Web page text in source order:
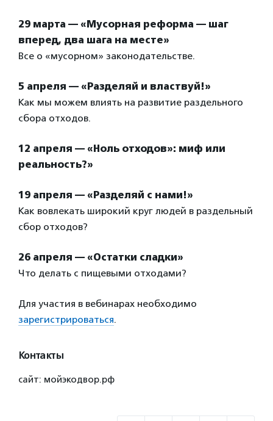
29 марта — «Мусорная реформа — шаг
вперед, два шага на месте»
Все о «мусорном» законодательстве.
5 апреля — «Разделяй и властвуй!»
Как мы можем влиять на развитие раздельного
сбора отходов.
12 апреля — «Ноль отходов»: миф или
реальность?»
19 апреля — «Разделяй с нами!»
Как вовлекать широкий круг людей в раздельный
сбор отходов?
26 апреля — «Остатки сладки»
Что делать с пищевыми отходами?
Для участия в вебинарах необходимо
зарегистрироваться.
Контакты
сайт: мойэкодвор.рф